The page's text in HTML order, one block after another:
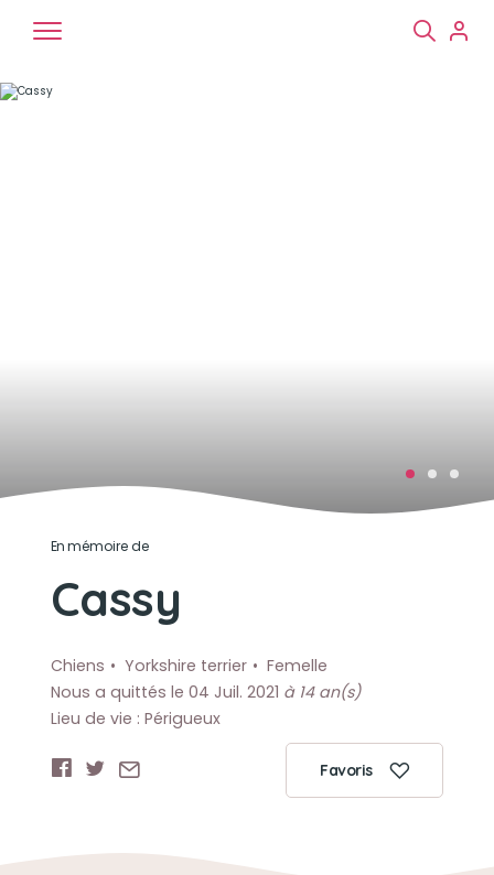
En mémoire de
Cassy
Chiens Yorkshire terrier
Femelle
Nous a quittés le 04 Juil. 2021 à 14 an(s)
Lieu de vie : Périgueux
Favoris